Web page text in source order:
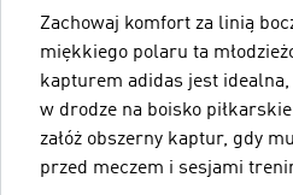
Zachowaj komfort za linią
miękkiego polaru ta
kapturem adidas jest
w drodze na boisko
załóż obszerny kaptur, gdy
przed meczem i sesjami